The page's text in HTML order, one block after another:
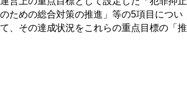
のための総合対策の推進」等の5項目につい
て、その達成状況をこれらの重点目標の「推